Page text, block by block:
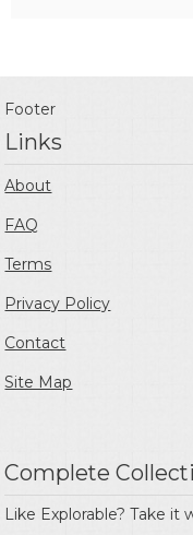
Footer
Links
About
FAQ
Terms
Privacy Policy
Contact
Site Map
Complete
Like Explorable? Take